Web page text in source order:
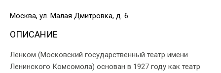
Москва, ул. Малая Дмитровка, д. 6
ОПИСАНИЕ
Ленком (Московский государственный театр имени
Ленинского Комсомола) основан в 1927 году как театр